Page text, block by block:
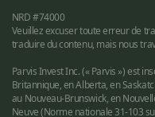
NRD #74000
Veuillez excuser toute erreur de
traduire du contenu, mais nous
Parvis Invest Inc. (« Parvis ») est
Britannique, en Alberta, en
au Nouveau-Brunswick, en
Neuve (Norme nationale 31-103